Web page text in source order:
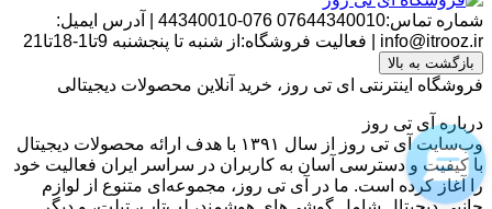
شماره تماس:07644340010 076-44340010
آدرس ایمیل:
info@itrooz.ir
فعالیت فروشگاه:از شنبه تا پنجشنبه 9تا1-18تا21
بازگشت به بالا
فروشگاه اینترنتی ای تی روز، خرید آنلاین محصولات دیجیتالی
درباره آی تی روز
وب‌سایت آی تی روز از سال ۱۳۹۱ با هدف ارائه محصولات دیجیتال
با کیفیت و دسترسی آسان به کاربران در سراسر ایران فعالیت خود
را آغاز کرده است. ما در آی تی روز، مجموعه‌ای متنوع از لوازم